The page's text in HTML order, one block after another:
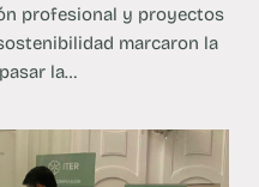
profesional y proyectos
marcaron la
la…